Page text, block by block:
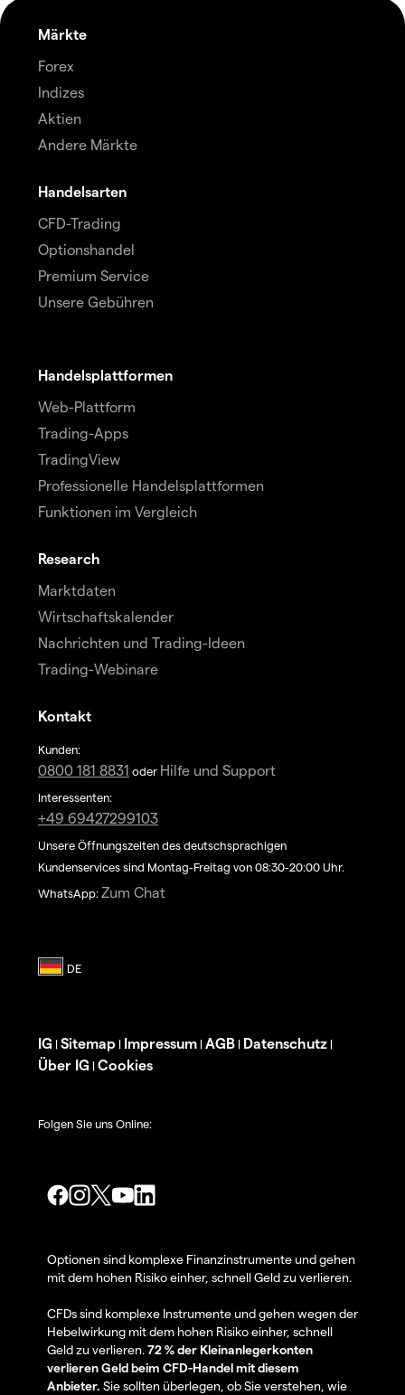
Märkte
Forex
Indizes
Aktien
Andere Märkte
Handelsarten
CFD-Trading
Optionshandel
Premium Service
Unsere Gebühren
Handelsplattformen
Web-Plattform
Trading-Apps
TradingView
Professionelle Handelsplattformen
Funktionen im Vergleich
Research
Marktdaten
Wirtschaftskalender
Nachrichten und Trading-Ideen
Trading-Webinare
Kontakt
Kunden:
0800 181 8831 oder Hilfe und Support
Interessenten:
+49 69427299103
Unsere Öffnungszeiten des deutschsprachigen
Kundenservices sind Montag-Freitag von 08:30-20:00 Uhr.
WhatsApp: Zum Chat
IG | Sitemap | Impressum | AGB | Datenschutz |
Über IG | Cookies
Folgen Sie uns Online:
Optionen sind komplexe Finanzinstrumente und gehen
mit dem hohen Risiko einher, schnell Geld zu verlieren.
CFDs sind komplexe Instrumente und gehen wegen der
Hebelwirkung mit dem hohen Risiko einher, schnell
Geld zu verlieren.72 % der Kleinanlegerkonten
verlieren Geld beim CFD-Handel mit diesem
Anbieter. Sie sollten überlegen, ob Sie verstehen, wie